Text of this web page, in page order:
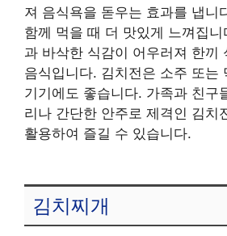
져 음식욕을 돋우는 효과를 냅니
함께 먹을 때 더 맛있게 느껴집
과 바삭한 식감이 어우러져 한끼
음식입니다. 김치전은 소주 또는
기기에도 좋습니다. 가족과 친구
리나 간단한 안주로 제격인 김치
활용하여 즐길 수 있습니다.
김치찌개